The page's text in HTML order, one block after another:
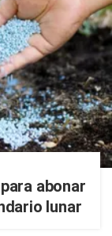
abonar
lunar